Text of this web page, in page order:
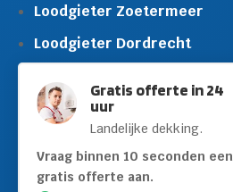
Gratis offerte in 24
uur
Landelijke dekking.
Vraag binnen 10 seconden een
gratis offerte aan.
Loodgieter Zoetermeer
Loodgieter Dordrecht
Loodgieter Schiedam
Loodgieter Leidschendam
Loodgieter Hilversum